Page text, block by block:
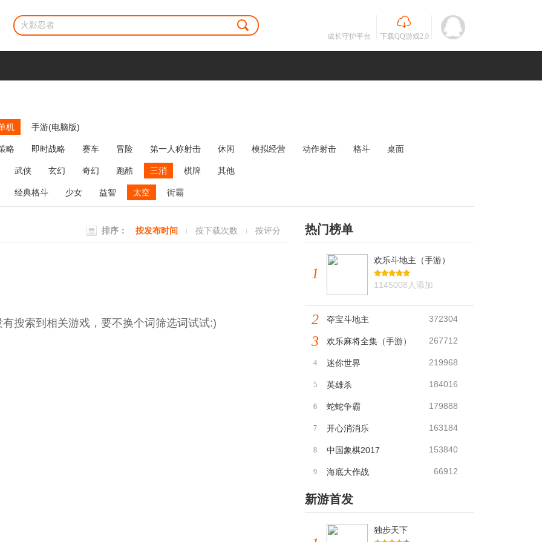
成长守护平台 下载QQ游戏2.0
机 手游(电脑版)
略 即时战略 赛车 冒险 第一人称射击 休闲 模拟经营 动作射击 格斗
桌面
牌类
麻将 网络游戏 弹幕射击 策略塔防
武侠 玄幻 奇幻 跑酷 三消 棋牌 其他
经典格斗 少女 益智 太空 街霸
排序： 按发布时间 按下载次数 按评分
搜索到相关游戏，要不换个词筛选词试试:)
热门榜单
1
欢乐斗地主（手游）
1145008人添加
2 夺宝斗地主 372304
3 欢乐麻将全集（手游） 267712
4 迷你世界 219968
5 英雄杀 184016
6 蛇蛇争霸 179888
7 开心消消乐 163184
8 中国象棋2017 153840
9 海底大作战 66912
新游首发
独步天下